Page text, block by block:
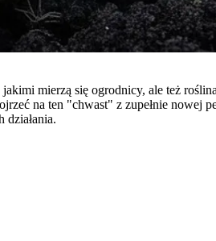
mierzą się ogrodnicy, ale też
na ten "chwast" z zupełnie nowej
działania.